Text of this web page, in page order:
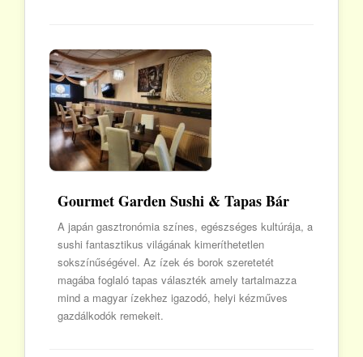
Gourmet Garden Sushi & Tapas Bár
A japán gasztronómia színes, egészséges kultúrája, a
sushi fantasztikus világának kimeríthetetlen
sokszínűségével. Az ízek és borok szeretetét
magába foglaló tapas választék amely tartalmazza
mind a magyar ízekhez igazodó, helyi kézműves
gazdálkodók remekeit.